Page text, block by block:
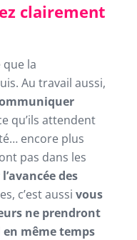
clairement
que la
Au travail aussi,
qu’ils attendent
encore plus
pas dans les
des
c’est aussi vous
ne prendront
même temps